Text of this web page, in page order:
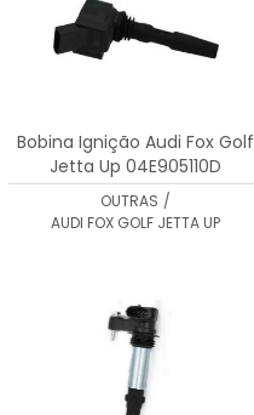
Bobina Ignição Audi Fox Golf
Jetta Up 04E905110D
OUTRAS /
AUDI FOX GOLF JETTA UP